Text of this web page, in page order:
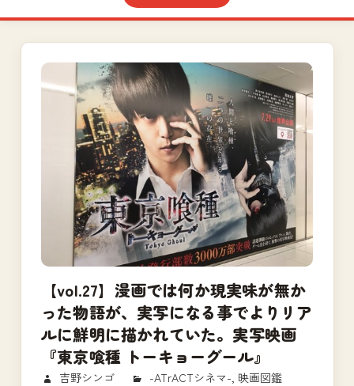
【vol.27】漫画では何か現実味が無か
った物語が、実写になる事でよりリア
ルに鮮明に描かれていた。実写映画
『東京喰種 トーキョーグール』
2017/10/24
吉野シンゴ -ATrACTシネマ- 映画図鑑